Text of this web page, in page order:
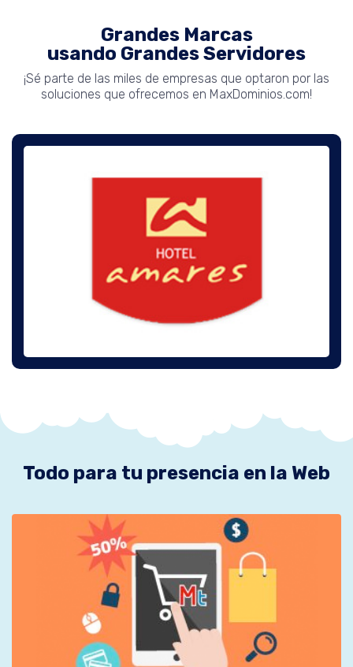
Grandes Marcas
usando Grandes Servidores
¡Sé parte de las miles de empresas que optaron por las
soluciones que ofrecemos en MaxDominios.com!
Todo para tu presencia en la Web